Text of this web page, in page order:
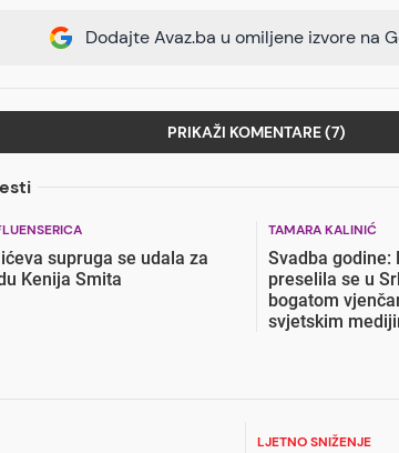
Dodajte Avaz.ba u omiljene izvore na
PRIKAŽI KOMENTARE (7)
supruga se udala za
Kenija Smita
TAMARA KALINIĆ
Svadba godine:
preselila se u
bogatom
svjetskim
LJETNO SNIŽENJE